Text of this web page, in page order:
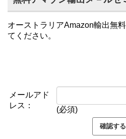
オーストラリアAmazon輸出無
てください。
メールアド
レス：
(必須)